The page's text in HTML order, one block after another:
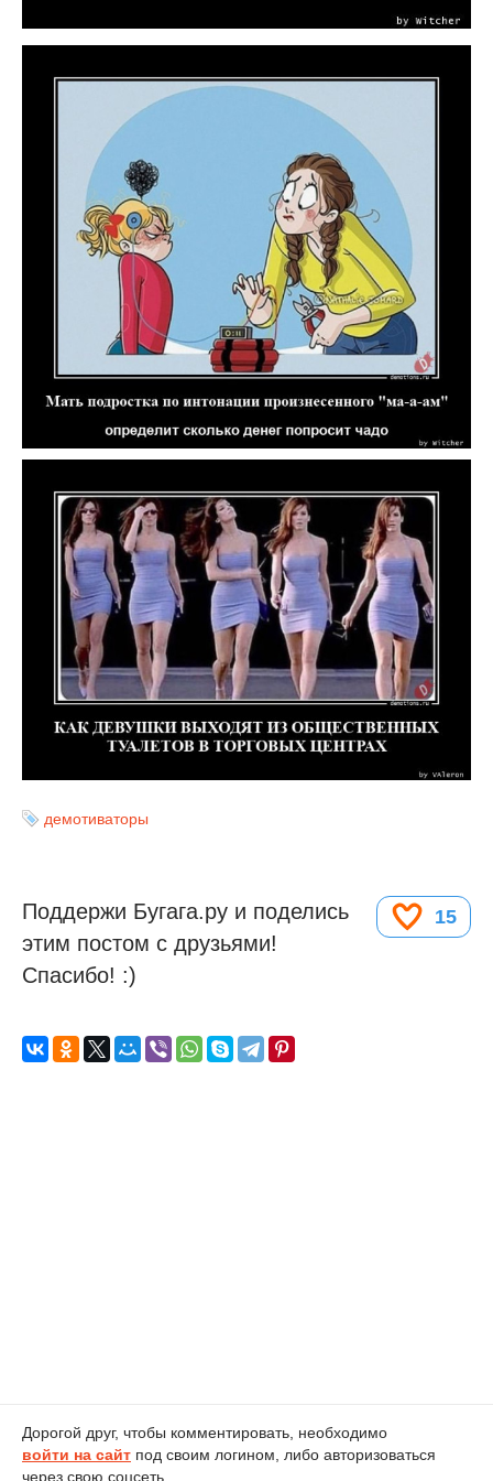
демотиваторы
15
Поддержи Бугага.ру и поделись
этим постом с друзьями!
Спасибо! :)
Дорогой друг, чтобы комментировать, необходимо
войти на сайт под своим логином, либо авторизоваться
через свою соцсеть.